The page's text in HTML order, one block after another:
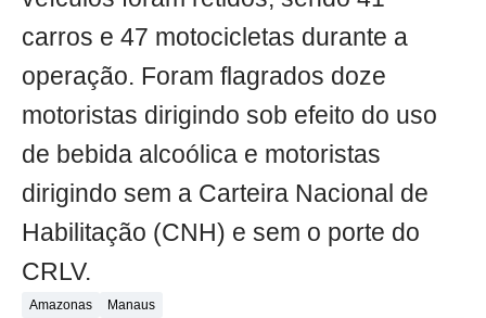
carros e 47 motocicletas durante a
operação. Foram flagrados doze
motoristas dirigindo sob efeito do uso
de bebida alcoólica e motoristas
dirigindo sem a Carteira Nacional de
Habilitação (CNH) e sem o porte do
CRLV.
Amazonas Manaus